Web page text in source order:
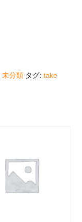
未分類 タグ: take